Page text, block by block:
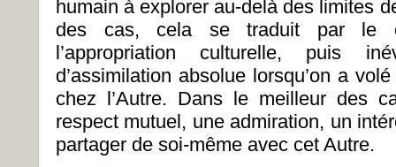
humain à explorer au-delà des limites
des cas, cela se traduit par le
l’appropriation culturelle, puis
d’assimilation absolue lorsqu’on a
chez l’Autre. Dans le meilleur des
respect mutuel, une admiration, un
partager de soi-même avec cet Autre.